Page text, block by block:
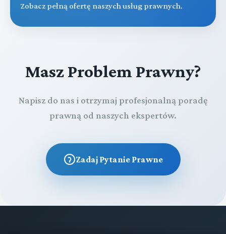
Zobacz pełną ofertę naszych usług prawnych.
Masz Problem Prawny?
Napisz do nas i otrzymaj profesjonalną poradę
prawną od naszych ekspertów.
Zadaj Pytanie Prawne